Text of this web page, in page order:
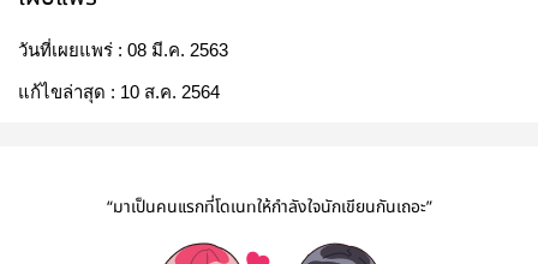
วันที่เผยแพร่ : 08 มี.ค. 2563
แก้ไขล่าสุด : 10 ส.ค. 2564
“มาเป็นคนแรกที่โดเนทให้กำลังใจนักเขียนกันเถอะ”